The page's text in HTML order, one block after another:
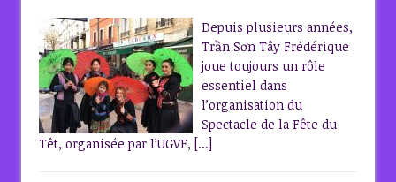
Depuis plusieurs années,
Trần Sơn Tây Frédérique
joue toujours un rôle
essentiel dans
l’organisation du
Spectacle de la Fête du
Têt, organisée par l’UGVF, [...]